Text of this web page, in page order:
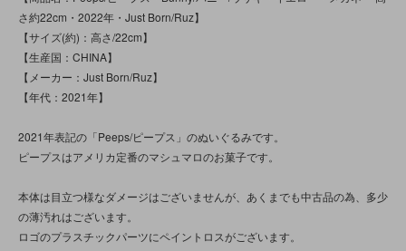
さ約22cm・2022年・Just Born/Ruz】
【サイズ(約)：高さ/22cm】
【生産国：CHINA】
【メーカー：Just Born/Ruz】
【年代：2021年】
2021年表記の「Peeps/ピープス」のぬいぐるみです。
ピープスはアメリカ定番のマシュマロのお菓子です。
本体は目立つ様なダメージはございませんが、あくまでも中古品の為、多少
の薄汚れはございます。
ロゴのプラスチックパーツにペイントロスがございます。